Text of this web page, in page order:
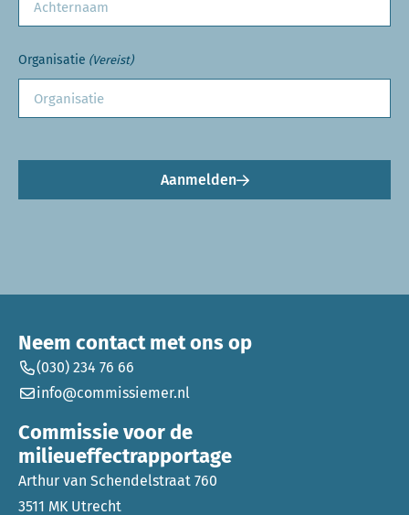
Organisatie (Vereist)
Aanmelden
Neem contact met ons op
(030) 234 76 66
info@commissiemer.nl
Commissie voor de
milieueffectrapportage
Arthur van Schendelstraat 760
3511 MK Utrecht